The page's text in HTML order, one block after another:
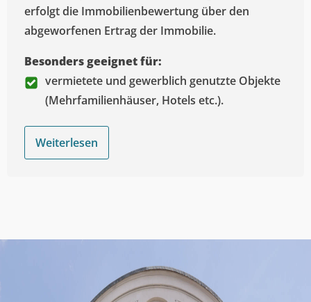
erfolgt die Immobilienbewertung über den
abgeworfenen Ertrag der Immobilie.
Besonders geeignet für:
vermietete und gewerblich genutzte Objekte
(Mehrfamilienhäuser, Hotels etc.).
Weiterlesen